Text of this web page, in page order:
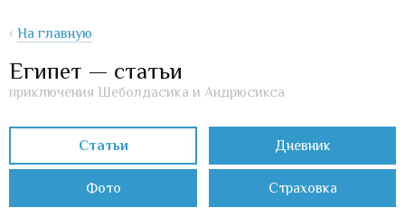
‹ На главную
Египет — статьи
приключения Шеболдасика и Андрюсикса
Статьи Дневник
Фото Страховка